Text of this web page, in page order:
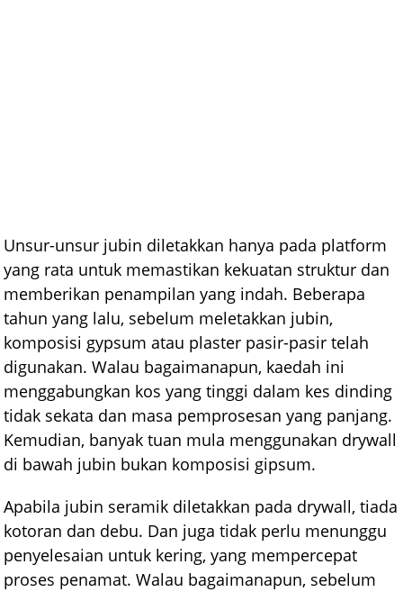
Unsur-unsur jubin diletakkan hanya pada platform
yang rata untuk memastikan kekuatan struktur dan
memberikan penampilan yang indah. Beberapa
tahun yang lalu, sebelum meletakkan jubin,
komposisi gypsum atau plaster pasir-pasir telah
digunakan. Walau bagaimanapun, kaedah ini
menggabungkan kos yang tinggi dalam kes dinding
tidak sekata dan masa pemprosesan yang panjang.
Kemudian, banyak tuan mula menggunakan drywall
di bawah jubin bukan komposisi gipsum.
Apabila jubin seramik diletakkan pada drywall, tiada
kotoran dan debu. Dan juga tidak perlu menunggu
penyelesaian untuk kering, yang mempercepat
proses penamat. Walau bagaimanapun, sebelum